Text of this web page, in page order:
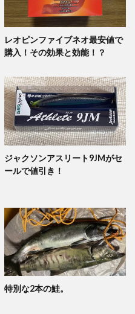
レオピンファイブネオ最安値で
購入！その効果と効能！？
ジャクソンアスリート9JMがセ
ールで値引き！
特別な2本の鮭。